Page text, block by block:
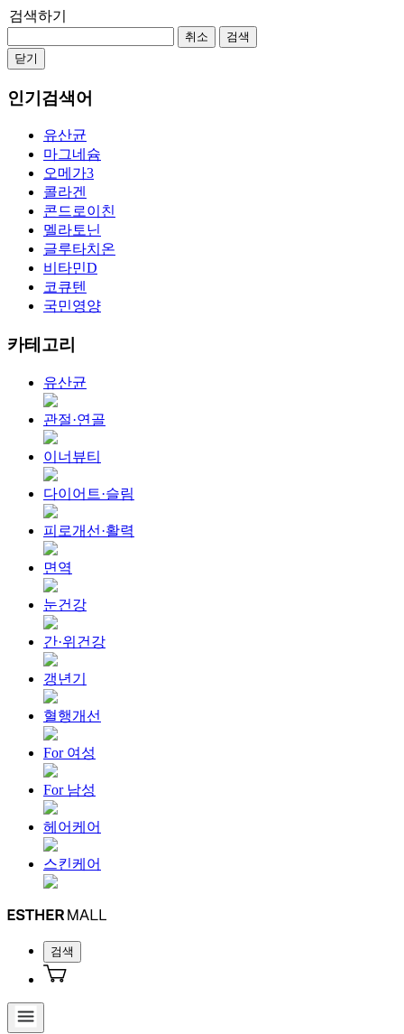
검색하기
취소
검색
닫기
인기검색어
유산균
마그네슘
오메가3
콜라겐
콘드로이친
멜라토닌
글루타치온
비타민D
코큐텐
국민영양
카테고리
유산균
관절·연골
이너뷰티
다이어트·슬림
피로개선·활력
면역
눈건강
간·위건강
갱년기
혈행개선
For 여성
For 남성
헤어케어
스킨케어
검색